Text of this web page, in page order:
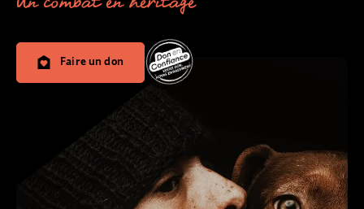
Un combat en héritage
Faire un don